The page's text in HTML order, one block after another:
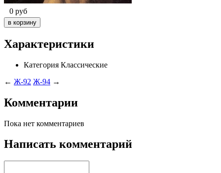
0 руб
Характеристики
Категория Классические
← Ж-92 Ж-94 →
Комментарии
Пока нет комментариев
Написать комментарий